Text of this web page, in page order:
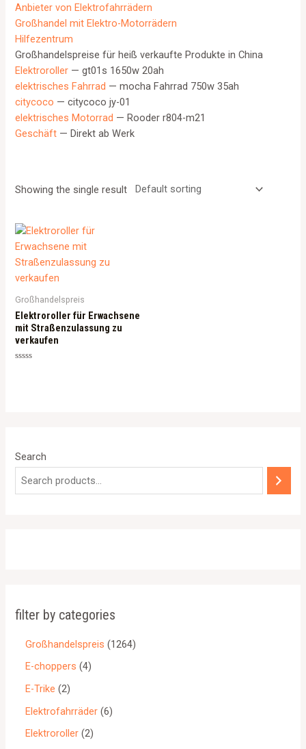
Search
filter by categories
Großhandelspreis
1264
E-choppers 4
E-Trike 2
Elektrofahrräder 6
Elektroroller 2
Anbieter von Elektrofahrrädern
Großhandel mit Elektro-Motorrädern
Hilfezentrum
Großhandelspreise für heiß verkaufte Produkte in China
Elektroroller — gt01s 1650w 20ah
elektrisches Fahrrad — mocha Fahrrad 750w 35ah
citycoco — citycoco jy-01
elektrisches Motorrad — Rooder r804-m21
Geschäft — Direkt ab Werk
Showing the single result
Großhandelspreis
Elektroroller für Erwachsene
mit Straßenzulassung zu
verkaufen